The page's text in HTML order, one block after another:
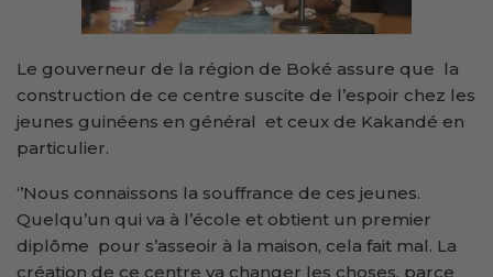
Le gouverneur de la région de Boké assure que la
construction de ce centre suscite de l’espoir chez les
jeunes guinéens en général et ceux de Kakandé en
particulier.
‘’Nous connaissons la souffrance de ces jeunes.
Quelqu’un qui va à l’école et obtient un premier
diplôme pour s’asseoir à la maison, cela fait mal. La
création de ce centre va changer les choses, parce